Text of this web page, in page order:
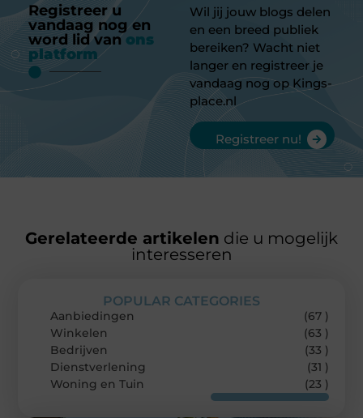
Registreer u
vandaag nog en
word lid van ons
platform
Wil jij jouw blogs delen
en een breed publiek
bereiken? Wacht niet
langer en registreer je
vandaag nog op Kings-
place.nl
Registreer nu!
Gerelateerde artikelen die u mogelijk
interesseren
POPULAR CATEGORIES
Aanbiedingen
(67 )
Winkelen
(63 )
Bedrijven
(33 )
Dienstverlening
(31 )
Woning en Tuin
(23 )